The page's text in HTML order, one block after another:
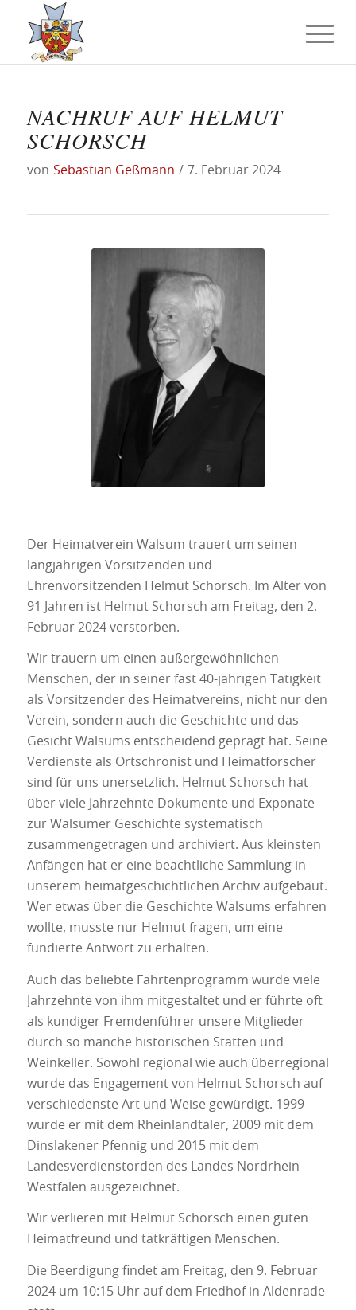
NACHRUF AUF HELMUT
SCHORSCH
von Sebastian Geßmann / 7. Februar 2024
Der Heimatverein Walsum trauert um seinen
langjährigen Vorsitzenden und
Ehrenvorsitzenden Helmut Schorsch. Im Alter von
91 Jahren ist Helmut Schorsch am Freitag, den 2.
Februar 2024 verstorben.
Wir trauern um einen außergewöhnlichen
Menschen, der in seiner fast 40-jährigen Tätigkeit
als Vorsitzender des Heimatvereins, nicht nur den
Verein, sondern auch die Geschichte und das
Gesicht Walsums entscheidend geprägt hat. Seine
Verdienste als Ortschronist und Heimatforscher
sind für uns unersetzlich. Helmut Schorsch hat
über viele Jahrzehnte Dokumente und Exponate
zur Walsumer Geschichte systematisch
zusammengetragen und archiviert. Aus kleinsten
Anfängen hat er eine beachtliche Sammlung in
unserem heimatgeschichtlichen Archiv aufgebaut.
Wer etwas über die Geschichte Walsums erfahren
wollte, musste nur Helmut fragen, um eine
fundierte Antwort zu erhalten.
Auch das beliebte Fahrtenprogramm wurde viele
Jahrzehnte von ihm mitgestaltet und er führte oft
als kundiger Fremdenführer unsere Mitglieder
durch so manche historischen Stätten und
Weinkeller. Sowohl regional wie auch überregional
wurde das Engagement von Helmut Schorsch auf
verschiedenste Art und Weise gewürdigt. 1999
wurde er mit dem Rheinlandtaler, 2009 mit dem
Dinslakener Pfennig und 2015 mit dem
Landesverdienstorden des Landes Nordrhein-
Westfalen ausgezeichnet.
Wir verlieren mit Helmut Schorsch einen guten
Heimatfreund und tatkräftigen Menschen.
Die Beerdigung findet am Freitag, den 9. Februar
2024 um 10:15 Uhr auf dem Friedhof in Aldenrade